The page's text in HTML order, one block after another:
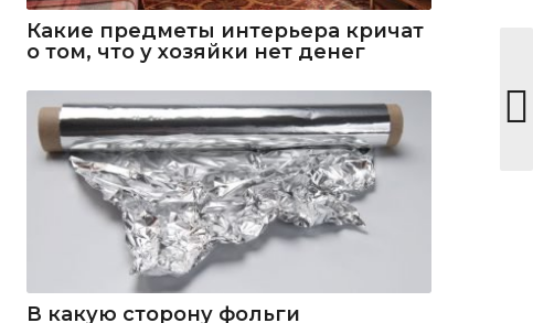
Какие предметы интерьера кричат
о том, что у хозяйки нет денег
В какую сторону фольги